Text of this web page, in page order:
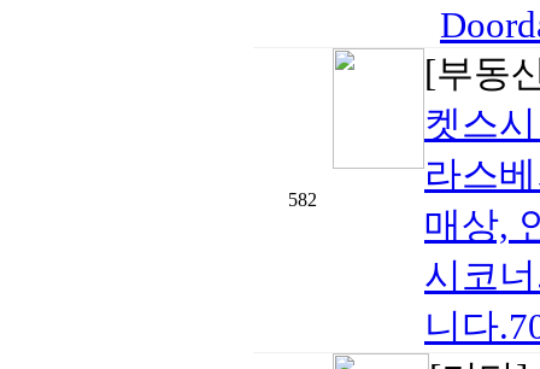
582
[부동
켓스
라스
매상,
시코
니다